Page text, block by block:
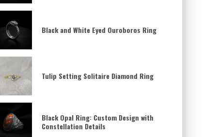
Black and White Eyed Ouroboros Ring
Tulip Setting Solitaire Diamond Ring
Black Opal Ring: Custom Design with
Constellation Details